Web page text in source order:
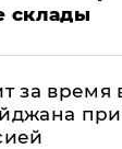
склады
за время